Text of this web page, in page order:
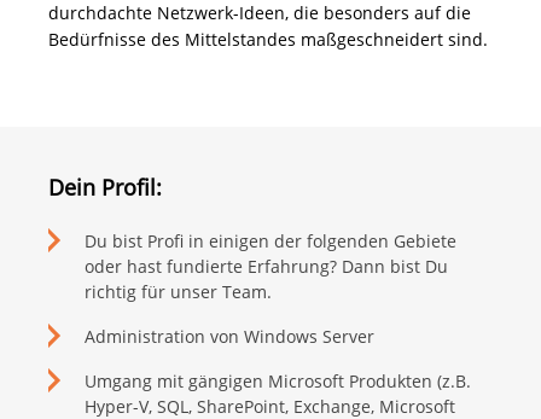
durchdachte Netzwerk-Ideen, die besonders auf die
Bedürfnisse des Mittelstandes maßgeschneidert sind.
Dein Profil:
Du bist Profi in einigen der folgenden Gebiete
oder hast fundierte Erfahrung? Dann bist Du
richtig für unser Team.
Administration von Windows Server
Umgang mit gängigen Microsoft Produkten (z.B.
Hyper-V, SQL, SharePoint, Exchange, Microsoft